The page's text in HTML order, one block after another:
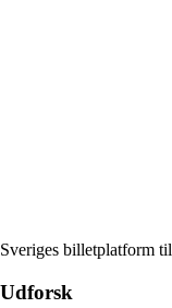
Sveriges billetplatform
Udforsk